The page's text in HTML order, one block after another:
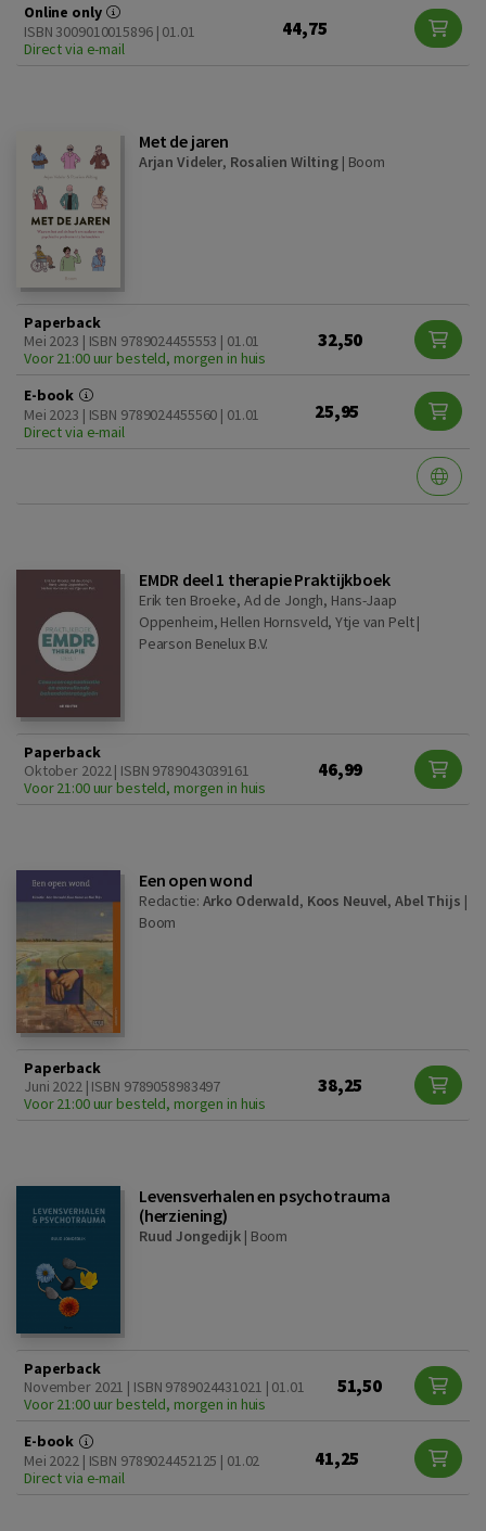
Online only
ISBN 3009010015896 | 01.01
Direct via e-mail
44,75
Met de jaren
Arjan Videler, Rosalien Wilting| Boom
Paperback
Mei 2023 | ISBN 9789024455553 | 01.01
Voor 21:00 uur besteld, morgen in huis
32,50
E-book
Mei 2023 | ISBN 9789024455560 | 01.01
Direct via e-mail
25,95
EMDR deel 1 therapie Praktijkboek
Erik ten Broeke, Ad de Jongh, Hans-Jaap
Oppenheim, Hellen Hornsveld, Ytje van Pelt |
Pearson Benelux B.V.
Paperback
Oktober 2022 | ISBN 9789043039161
Voor 21:00 uur besteld, morgen in huis
46,99
Een open wond
Redactie: Arko Oderwald, Koos Neuvel,Abel Thijs |
Boom
Paperback
Juni 2022 | ISBN 9789058983497
Voor 21:00 uur besteld, morgen in huis
38,25
Levensverhalen en psychotrauma
(herziening)
Ruud Jongedijk | Boom
Paperback
November 2021 | ISBN 9789024431021 | 01.01
Voor 21:00 uur besteld, morgen in huis
51,50
E-book
Mei 2022 | ISBN 9789024452125 | 01.02
Direct via e-mail
41,25